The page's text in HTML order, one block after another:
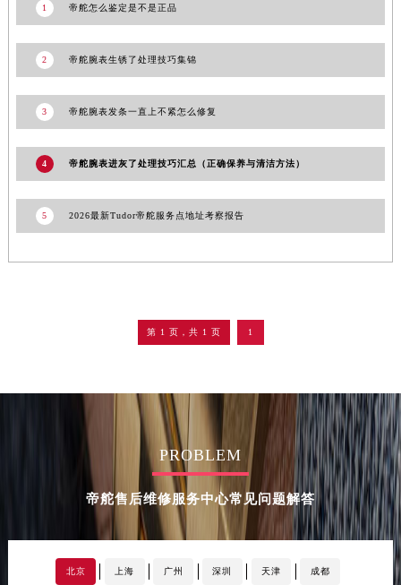
1 帝舵怎么鉴定是不是正品
2 帝舵腕表生锈了处理技巧集锦
3 帝舵腕表发条一直上不紧怎么修复
4 帝舵腕表进灰了处理技巧汇总（正确保养与清洁方法）
5 2026最新Tudor帝舵服务点地址考察报告
第 1 页，共 1 页 1
PROBLEM
帝舵售后维修服务中心常见问题解答
北京 上海 广州 深圳 天津 成都